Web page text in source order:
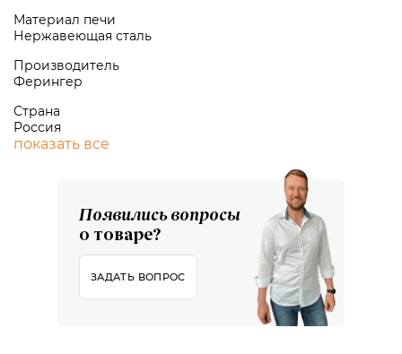
Материал печи
Нержавеющая сталь
Производитель
Ферингер
Страна
Россия
показать все
Появились вопросы
о товаре?
ЗАДАТЬ ВОПРОС